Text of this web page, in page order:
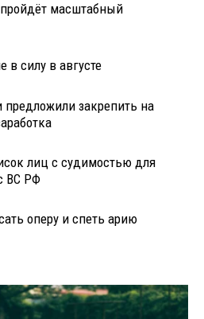
масштабный
силу в августе
предложили закрепить на
лиц с судимостью для
ВС РФ
оперу и спеть арию